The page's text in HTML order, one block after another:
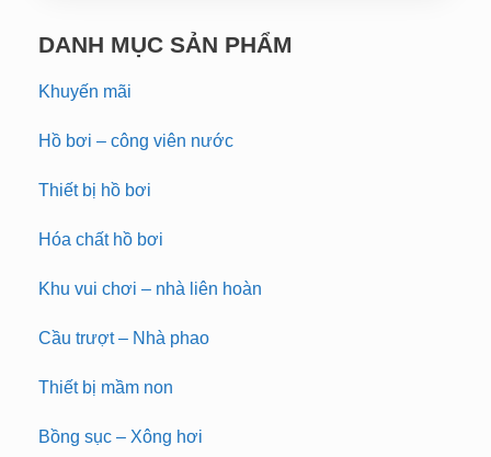
DANH MỤC SẢN PHẨM
Khuyến mãi
Hồ bơi – công viên nước
Thiết bị hồ bơi
Hóa chất hồ bơi
Khu vui chơi – nhà liên hoàn
Cầu trượt – Nhà phao
Thiết bị mầm non
Bồng sục – Xông hơi